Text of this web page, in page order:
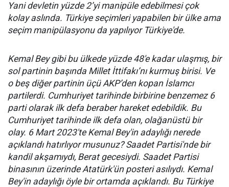
Yani devletin yüzde 2’yi manipüle edebilmesi çok
kolay aslında. Türkiye seçimleri yapabilen bir ülke ama
seçim manipülasyonu da yapılıyor Türkiye'de.
Kemal Bey gibi bu ülkede yüzde 48'e kadar ulaşmış, bir
sol partinin başında Millet İttifakı’nı kurmuş birisi. Ve
o beş diğer partinin üçü AKP’den kopan İslamcı
partilerdi. Cumhuriyet tarihinde birbirine benzemez 6
parti olarak ilk defa beraber hareket edebildik. Bu
Cumhuriyet tarihinde ilk defa olan, olağanüstü bir
olay. 6 Mart 2023'te Kemal Bey'in adaylığı nerede
açıklandı hatırlıyor musunuz? Saadet Partisi'nde bir
kandil akşamıydı, Berat gecesiydi. Saadet Partisi
binasının üzerinde Atatürk'ün posteri asılıydı. Kemal
Bey'in adaylığı öyle bir ortamda açıklandı. Bu Türkiye